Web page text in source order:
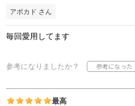
アボカド さん
毎回愛用してます
参考になりましたか？
最高